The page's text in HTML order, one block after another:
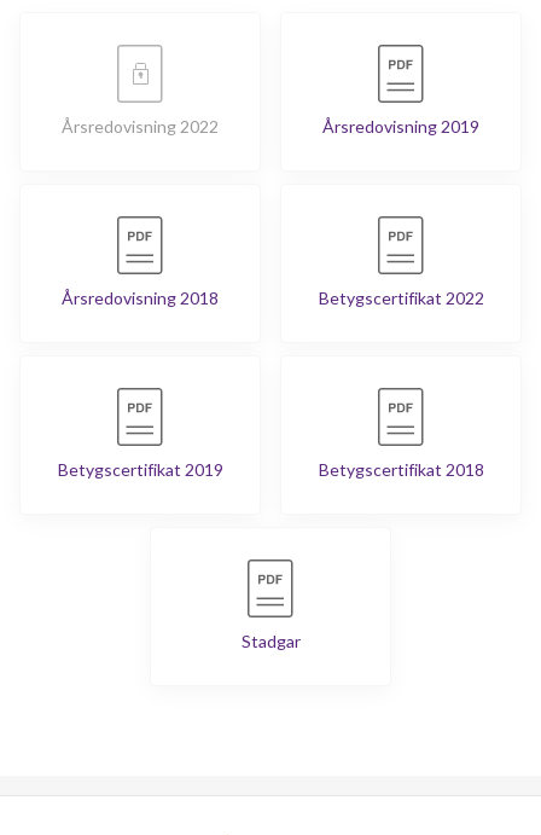
Årsredovisning 2022 Årsredovisning 2019
Årsredovisning 2018 Betygscertifikat 2022
Betygscertifikat 2019 Betygscertifikat 2018
Stadgar